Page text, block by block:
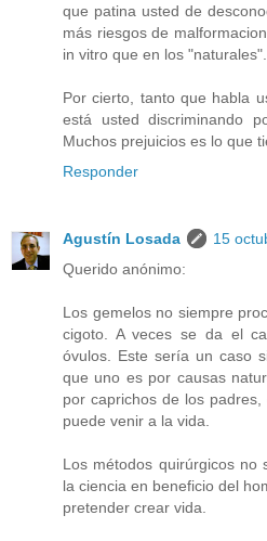
que patina usted de
más riesgos de
in vitro que en los "naturales".
Por cierto, tanto que habla
está usted discriminando
Muchos prejuicios es lo que
Responder
Agustín Losada
15
Querido anónimo:
Los gemelos no siempre
cigoto. A veces se da el
óvulos. Este sería un caso
que uno es por causas
por caprichos de los
puede venir a la vida.
Los métodos quirúrgicos no
la ciencia en beneficio del
pretender crear vida.